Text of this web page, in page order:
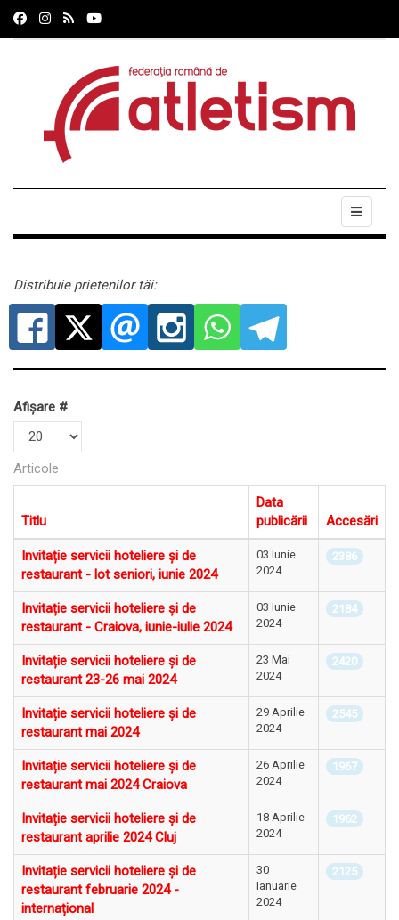
Distribuie prietenilor tăi:
Afișare #
Articole
Titlu
Data
publicării
Accesări
Invitație servicii hoteliere și de
restaurant - lot seniori, iunie 2024
03 Iunie
2024
2386
Invitație servicii hoteliere și de
restaurant - Craiova, iunie-iulie 2024
03 Iunie
2024
2184
Invitație servicii hoteliere și de
restaurant 23-26 mai 2024
23 Mai
2024
2420
Invitație servicii hoteliere și de
restaurant mai 2024
29 Aprilie
2024
2545
Invitație servicii hoteliere și de
restaurant mai 2024 Craiova
26 Aprilie
2024
1967
Invitație servicii hoteliere și de
restaurant aprilie 2024 Cluj
18 Aprilie
2024
1962
Invitație servicii hoteliere și de
restaurant februarie 2024 -
internațional
30
Ianuarie
2024
2125